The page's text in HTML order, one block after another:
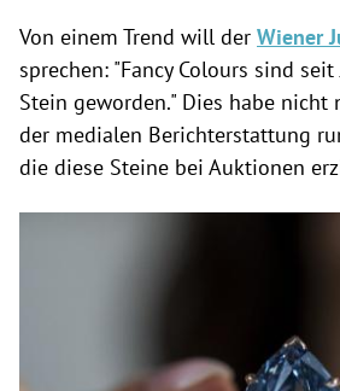
Von einem Trend will der Wiener
sprechen: "Fancy Colours sind
Stein geworden." Dies habe
der medialen Berichterstattung
die diese Steine bei Auktionen